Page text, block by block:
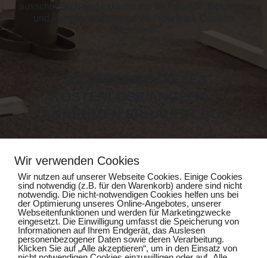
ausschließlich und exklusiv nur für Freunde, Bekannte
EIN PERSONALTRAINING
EINE MEDIZINISCHE KÖRPERANALYSE
EINE KURSTEILNAHME DEINER WAHL
EINE SAUNA TAGESKARTE
HIER KLICKEN UND
Wir verwenden Cookies
Wir nutzen auf unserer Webseite Cookies. Einige Cookies
sind notwendig (z.B. für den Warenkorb) andere sind nicht
notwendig. Die nicht-notwendigen Cookies helfen uns bei
der Optimierung unseres Online-Angebotes, unserer
Webseitenfunktionen und werden für Marketingzwecke
eingesetzt. Die Einwilligung umfasst die Speicherung von
Informationen auf Ihrem Endgerät, das Auslesen
personenbezogener Daten sowie deren Verarbeitung.
Klicken Sie auf „Alle akzeptieren“, um in den Einsatz von